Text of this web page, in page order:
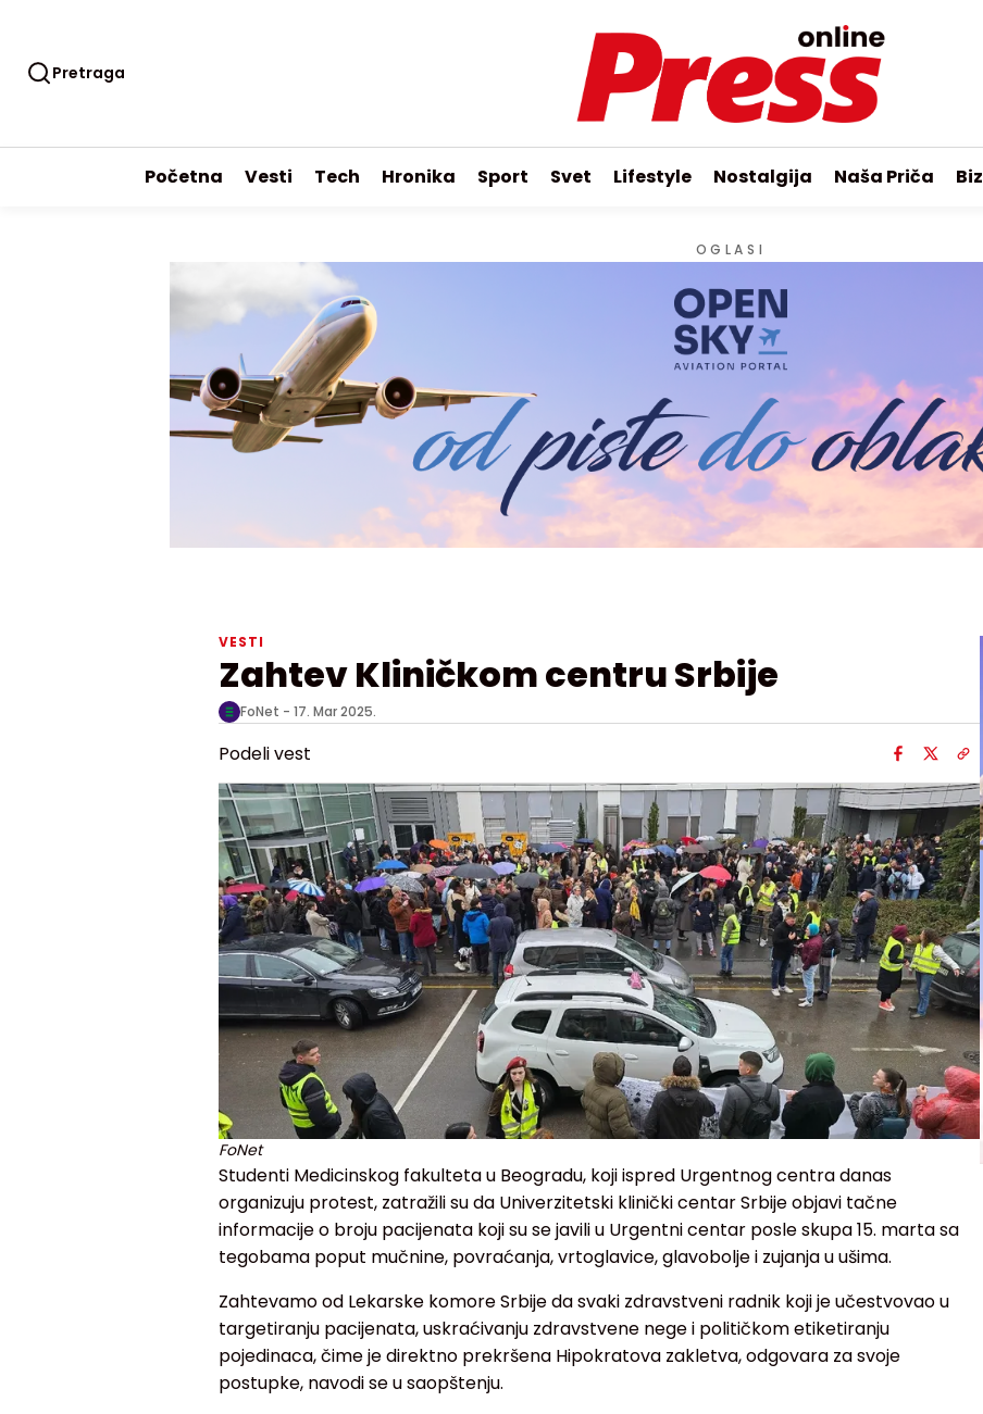
Pretraga
Početna Vesti Tech Hronika Sport Svet Lifestyle Nostalgija Naša Priča Biz
OGLASI
VESTI
Zahtev Kliničkom centru Srbije
FoNet - 17. Mar 2025.
Podeli vest
FoNet
Studenti Medicinskog fakulteta u Beogradu, koji ispred Urgentnog centra danas
organizuju protest, zatražili su da Univerzitetski klinički centar Srbije objavi tačne
informacije o broju pacijenata koji su se javili u Urgentni centar posle skupa 15. marta sa
tegobama poput mučnine, povraćanja, vrtoglavice, glavobolje i zujanja u ušima.
Zahtevamo od Lekarske komore Srbije da svaki zdravstveni radnik koji je učestvovao u
targetiranju pacijenata, uskraćivanju zdravstvene nege i političkom etiketiranju
pojedinaca, čime je direktno prekršena Hipokratova zakletva, odgovara za svoje
postupke, navodi se u saopštenju.